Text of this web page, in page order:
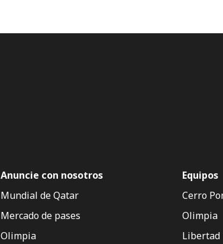
Anuncie con nosotros
Mundial de Qatar
Mercado de pases
Olimpia
Equipos
Cerro
Olimpia
Libertad